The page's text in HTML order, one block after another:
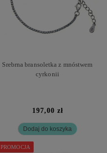
Srebrna bransoletka z mnóstwem
cyrkonii
197,00 zł
Dodaj do koszyka
PROMOCJA